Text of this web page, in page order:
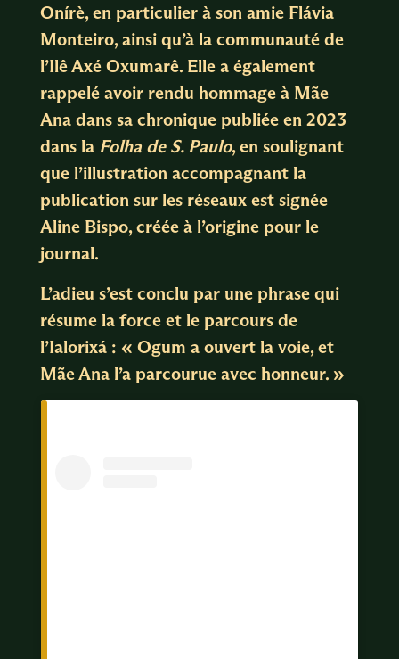
Onírè, en particulier à son amie Flávia
Monteiro, ainsi qu’à la communauté de
l’Ilê Axé Oxumarê. Elle a également
rappelé avoir rendu hommage à Mãe
Ana dans sa chronique publiée en 2023
dans la Folha de S. Paulo, en soulignant
que l’illustration accompagnant la
publication sur les réseaux est signée
Aline Bispo, créée à l’origine pour le
journal.
L’adieu s’est conclu par une phrase qui
résume la force et le parcours de
l’Ialorixá : « Ogum a ouvert la voie, et
Mãe Ana l’a parcourue avec honneur. »